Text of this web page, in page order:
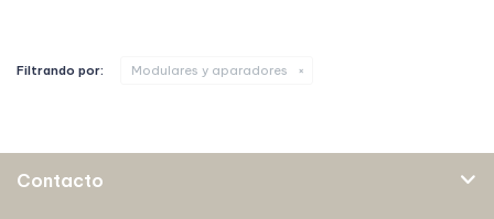
Filtrando por: Modulares y aparadores
Contacto